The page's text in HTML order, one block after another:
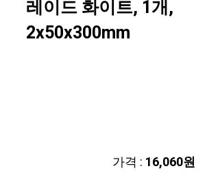
레이드 화이트, 1개,
2x50x300mm
가격 : 16,060원